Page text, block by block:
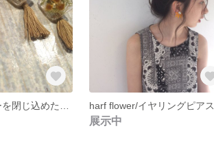
harf flower/イヤリングピアス
展示中